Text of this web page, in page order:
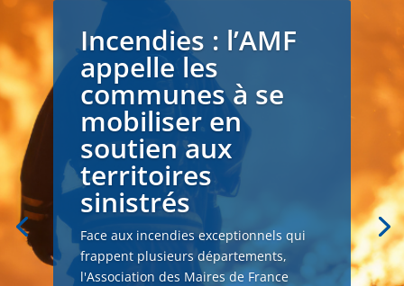
Incendies : l’AMF
appelle les
communes à se
mobiliser en
soutien aux
territoires
sinistrés
Face aux incendies exceptionnels qui
frappent plusieurs départements,
l'Association des Maires de France